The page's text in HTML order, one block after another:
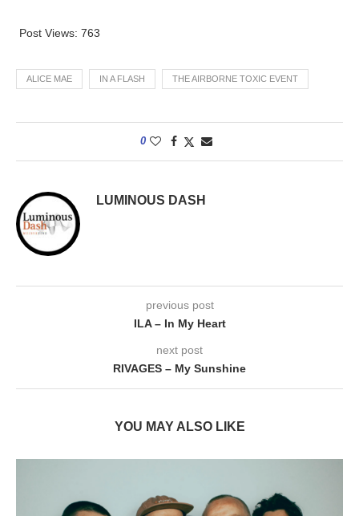
Post Views: 763
ALICE MAE IN A FLASH THE AIRBORNE TOXIC EVENT
0
LUMINOUS DASH
previous post
ILA – In My Heart
next post
RIVAGES – My Sunshine
YOU MAY ALSO LIKE